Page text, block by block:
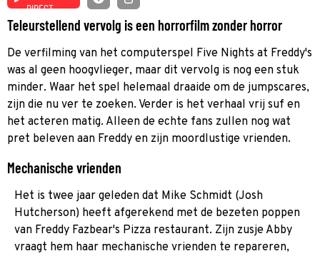
DIRECT
Teleurstellend vervolg is een horrorfilm zonder horror
De verfilming van het computerspel Five Nights at Freddy's
was al geen hoogvlieger, maar dit vervolg is nog een stuk
minder. Waar het spel helemaal draaide om de jumpscares,
zijn die nu ver te zoeken. Verder is het verhaal vrij suf en
het acteren matig. Alleen de echte fans zullen nog wat
pret beleven aan Freddy en zijn moordlustige vrienden.
Mechanische vrienden
Het is twee jaar geleden dat Mike Schmidt (Josh
Hutcherson) heeft afgerekend met de bezeten poppen
van Freddy Fazbear's Pizza restaurant. Zijn zusje Abby
vraagt hem haar mechanische vrienden te repareren,